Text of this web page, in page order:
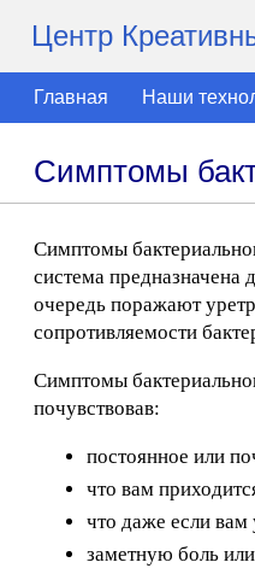
Центр
Главная Наши
Симптомы
Симптомы
система предназначена
очередь поражают
сопротивляемости
Симптомы
почувствовав:
постоянное или
что вам
что даже если
заметную боль